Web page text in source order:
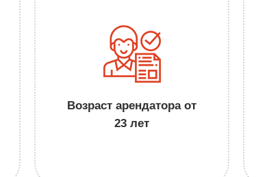
Возраст арендатора от
23 лет